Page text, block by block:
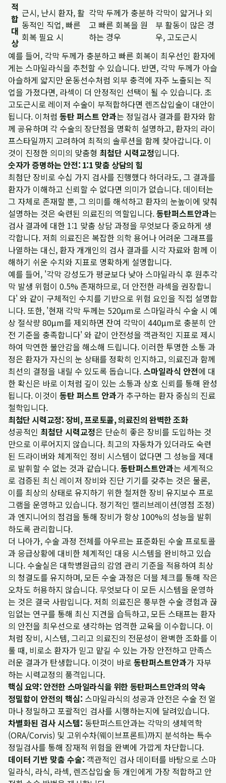
적
합
대
상
근시, 난시 환자, 활
동적인 직업, 빠른
회복 필요 시
각막 두께가 충분하
고 빠른 회복을 원
하는 경우
각막이 얇거나 외
부 활동이 많은 경
우, 고도근시
예를 들어, 각막 두께가 충분하고 빠른 회복이 최우선인 환자에
게는 스마일라식을 추천할 수 있습니다. 반면, 각막 두께가 아슬
아슬하게 얇지만 운동선수처럼 외부 충격에 자주 노출되는 직
업을 가졌다면, 라섹이 더 안정적인 선택이 될 수 있습니다. 초
고도근시로 레이저 수술이 부적합하다면 렌즈삽입술이 대안이
됩니다. 이처럼 동탄 퍼스트 안과는 정밀검사 결과를 환자와 함
께 공유하며 각 수술의 장단점을 명확히 설명하고, 환자의 라이
프스타일까지 고려하여 최적의 솔루션을 함께 찾아갑니다. 이
것이 진정한 의미의 맞춤형 최첨단 시력교정입니다.
숫자가 증명하는 안전: 1:1 맞춤 상담의 힘
최첨단 장비로 수십 가지 검사를 진행했다 하더라도, 그 결과를
환자가 이해하고 신뢰할 수 없다면 의미가 없습니다. 데이터는
그 자체로 존재할 뿐, 그 의미를 해석하고 환자의 눈높이에 맞춰
설명하는 것은 숙련된 의료진의 역할입니다.동탄퍼스트안과는
검사 결과에 대한 1:1 맞춤 상담 과정을 무엇보다 중요하게 생
각합니다. 저희 의료진은 복잡한 의학 용어나 어려운 그래프를
나열하는 대신, 환자 개개인의 검사 결과를 시각 자료와 함께 이
해하기 쉬운 수치와 지표로 명확하게 설명합니다.
예를 들어, '각막 강성도가 평균보다 낮아 스마일라식 후 원추각
막 발생 위험이 0.5% 존재하므로, 더 안전한 라섹을 권장합니
다' 와 같이 구체적인 수치를 기반으로 위험 요인을 직접 설명합
니다. 또한, '현재 각막 두께는 520μm로 스마일라식 수술 시 예
상 절삭량 80μm를 제외하면 잔여 각막이 440μm로 충분히 안
전 기준을 충족합니다' 와 같이 안전성을 객관적인 지표로 제시
하여 막연한 불안감을 해소해 드립니다. 이러한 투명한 소통 과
정은 환자가 자신의 눈 상태를 정확히 인지하고, 의료진과 함께
최선의 결정을 내릴 수 있도록 돕습니다.스마일라식 안전에 대
한 확신은 바로 이처럼 깊이 있는 소통과 상호 신뢰를 통해 완성
됩니다. 이것이 동탄 퍼스트 안과가 추구하는 환자 중심의 진료
철학입니다.
최첨단 시력교정: 장비, 프로토콜, 의료진의 완벽한 조화
성공적인 최첨단 시력교정은 단순히 좋은 장비를 도입하는 것
만으로 이루어지지 않습니다. 최고의 자동차가 있더라도 숙련
된 드라이버와 체계적인 정비 시스템이 없다면 그 성능을 제대
로 발휘할 수 없는 것과 같습니다.동탄퍼스트안과는 세계적으
로 검증된 최신 레이저 장비와 진단 기기를 갖추는 것은 물론,
이를 최상의 상태로 유지하기 위한 철저한 장비 유지보수 프로
그램을 운영하고 있습니다. 정기적인 캘리브레이션(영점 조정)
과 엔지니어의 점검을 통해 장비가 항상 100%의 성능을 발휘
하도록 관리합니다.
더 나아가, 수술 과정 전체를 아우르는 표준화된 수술 프로토콜
과 응급상황에 대비한 체계적인 대응 시스템을 완비하고 있습
니다. 수술실은 대학병원급의 감염 관리 기준을 적용하여 최상
의 청결도를 유지하며, 모든 수술 과정은 더블 체크를 통해 작은
오차도 허용하지 않습니다. 무엇보다 이 모든 시스템을 운영하
는 것은 결국 사람입니다. 저희 의료진은 풍부한 수술 경험과 끊
임없는 연구를 통해 최신 지견을 습득하고, 모든 스태프는 환자
의 안전을 최우선으로 생각하는 엄격한 교육을 이수합니다. 이
처럼 장비, 시스템, 그리고 의료진의 전문성이 완벽한 조화를 이
룰 때, 비로소 환자가 믿고 맡길 수 있는 가장 안전하고 만족스
러운 결과가 탄생합니다. 이것이 바로 동탄퍼스트안과가 자부
하는 시력교정의 품격입니다.
핵심 요약: 안전한 스마일라식을 위한 동탄퍼스트안과의 약속
정밀함이 안전의 핵심: 스마일라식의 성공과 안전은 수술 전 얼
마나 정밀하고 포괄적인 검사를 시행하는지에 달려있습니다.
차별화된 검사 시스템: 동탄퍼스트안과는 각막의 생체역학
(ORA/Corvis) 및 고위수차(웨이브프론트)까지 분석하는 특수
정밀검사를 통해 잠재적 위험을 완벽에 가깝게 차단합니다.
데이터 기반 맞춤 수술: 객관적인 검사 데이터를 바탕으로 스마
일라식, 라식, 라섹, 렌즈삽입술 등 개인에게 가장 적합하고 안